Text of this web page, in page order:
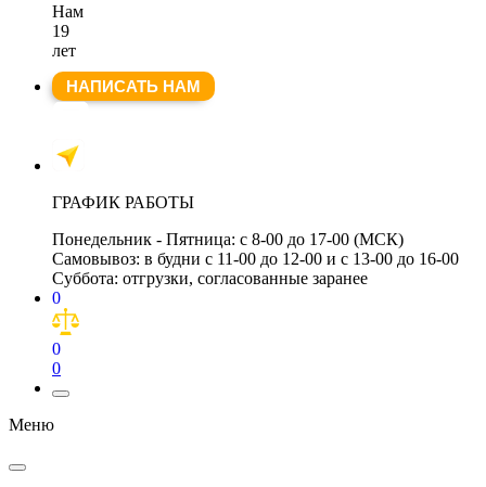
Нам
19
лет
НАПИСАТЬ НАМ
ГРАФИК РАБОТЫ
Понедельник - Пятница: с 8-00 до 17-00 (МСК)
Самовывоз: в будни с 11-00 до 12-00 и с 13-00 до 16-00
Суббота: отгрузки, согласованные заранее
0
0
0
Меню